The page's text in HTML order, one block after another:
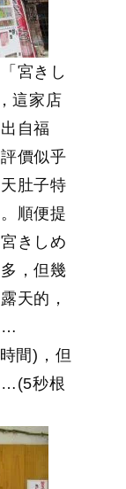
宮きし
這家店
自福
價似乎
肚子特
順便提
きしめ
，但幾
天的，
…
間)，但
…(5秒根